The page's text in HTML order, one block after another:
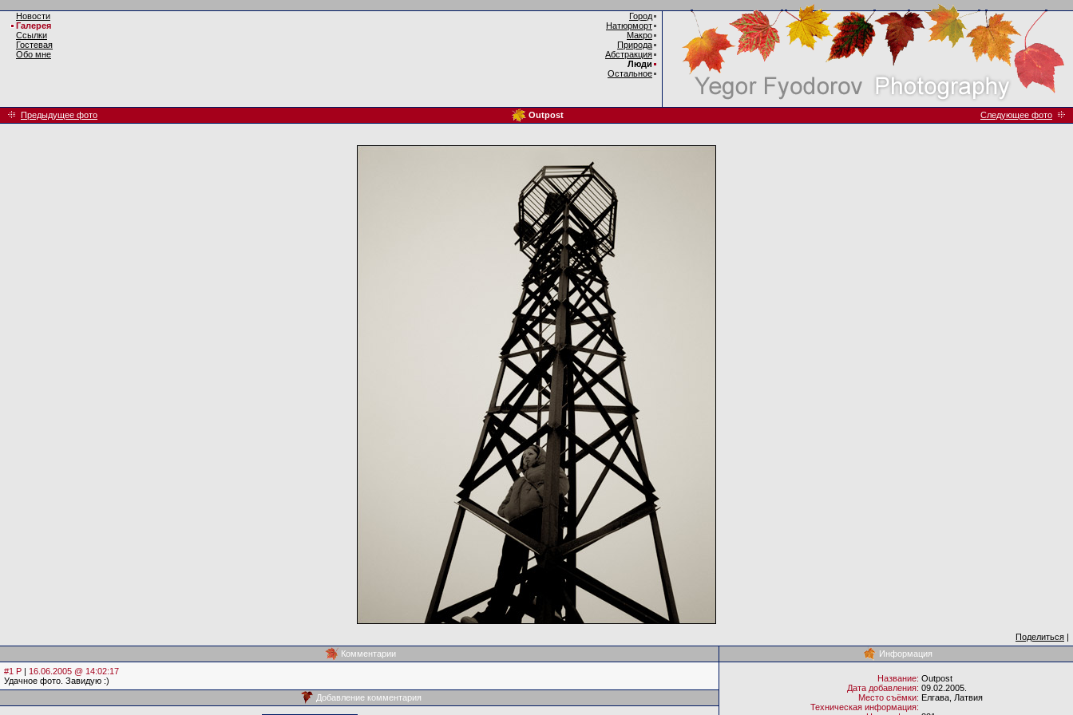
Новости
Галерея
Ссылки
Гостевая
Обо мне
Город
Натюрморт
Макро
Природа
Абстракция
Люди
Остальное
Предыдущее фото Outpost Следующее фото
Поделиться |
Комментарии
Информация
#1 Р | 16.06.2005 @ 14:02:17
Удачное фото. Завидую :)
Добавление комментария
Название: Outpost
Дата добавления: 09.02.2005.
Место съёмки: Елгава, Латвия
Техническая информация: